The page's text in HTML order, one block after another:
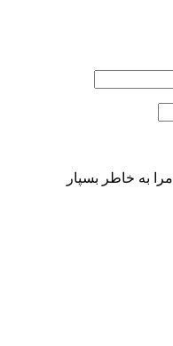
مرا به خاطر بسپار